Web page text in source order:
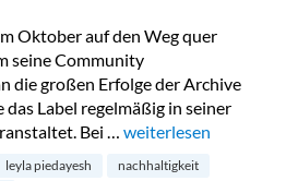
Oktober auf den Weg quer
seine Community
die großen Erfolge der Archive
das Label regelmäßig in seiner
Bei … „lala Berlin begibt
weiterlesen
leyla piedayesh
nachhaltigkeit